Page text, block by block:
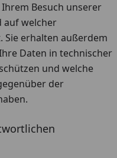
Besuch unserer
auf welcher
Sie erhalten außerdem
Daten in technischer
und welche
der